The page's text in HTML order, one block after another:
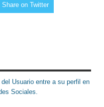
Share on Twitter
Usuario entre a su perfil en
Sociales.